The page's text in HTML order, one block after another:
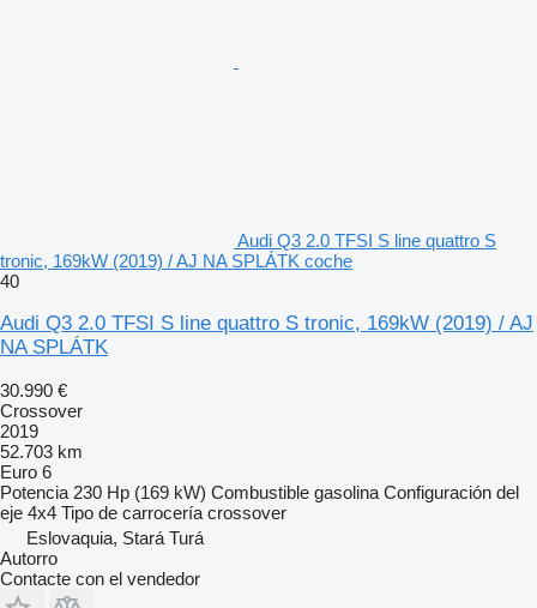
Audi Q3 2.0 TFSI S line quattro S
tronic, 169kW (2019) / AJ NA SPLÁTK coche
40
Audi Q3 2.0 TFSI S line quattro S tronic, 169kW (2019) / AJ
NA SPLÁTK
30.990 €
Crossover
2019
52.703 km
Euro 6
Potencia 230 Hp (169 kW) Combustible gasolina Configuración del
eje 4x4 Tipo de carrocería crossover
Eslovaquia, Stará Turá
Autorro
Contacte con el vendedor